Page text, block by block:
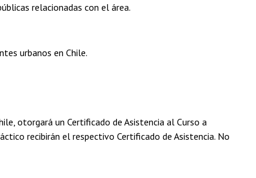
relacionadas con el área.
urbanos en Chile.
otorgará un Certificado de Asistencia al Curso a
recibirán el respectivo Certificado de Asistencia. No